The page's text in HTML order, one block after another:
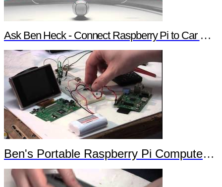
Ask Ben Heck - Connect Raspberry Pi to Car Computer
Ben's Portable Raspberry Pi Computer Trailer